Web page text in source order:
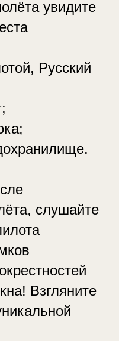
увидите
Русский
слушайте
Взгляните